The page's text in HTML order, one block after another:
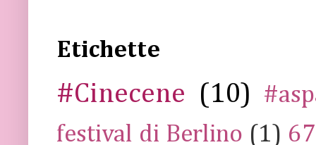
Etichette
#Cinecene (10)
festival di Berlino (1)